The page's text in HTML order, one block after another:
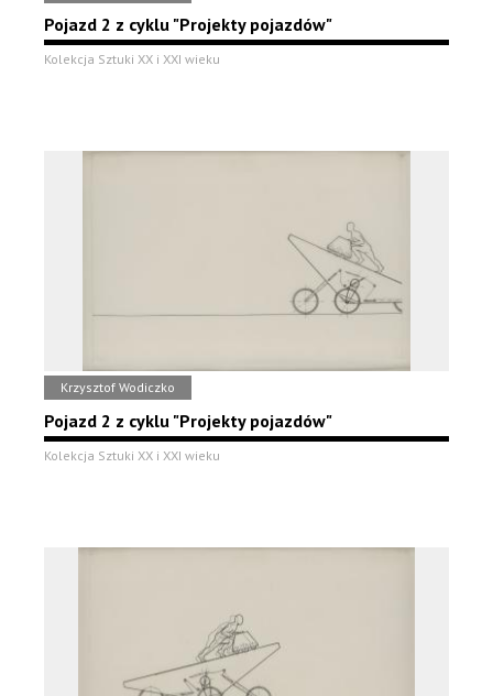
Pojazd 2 z cyklu "Projekty pojazdów"
Kolekcja Sztuki XX i XXI wieku
Krzysztof Wodiczko
Pojazd 2 z cyklu "Projekty pojazdów"
Kolekcja Sztuki XX i XXI wieku